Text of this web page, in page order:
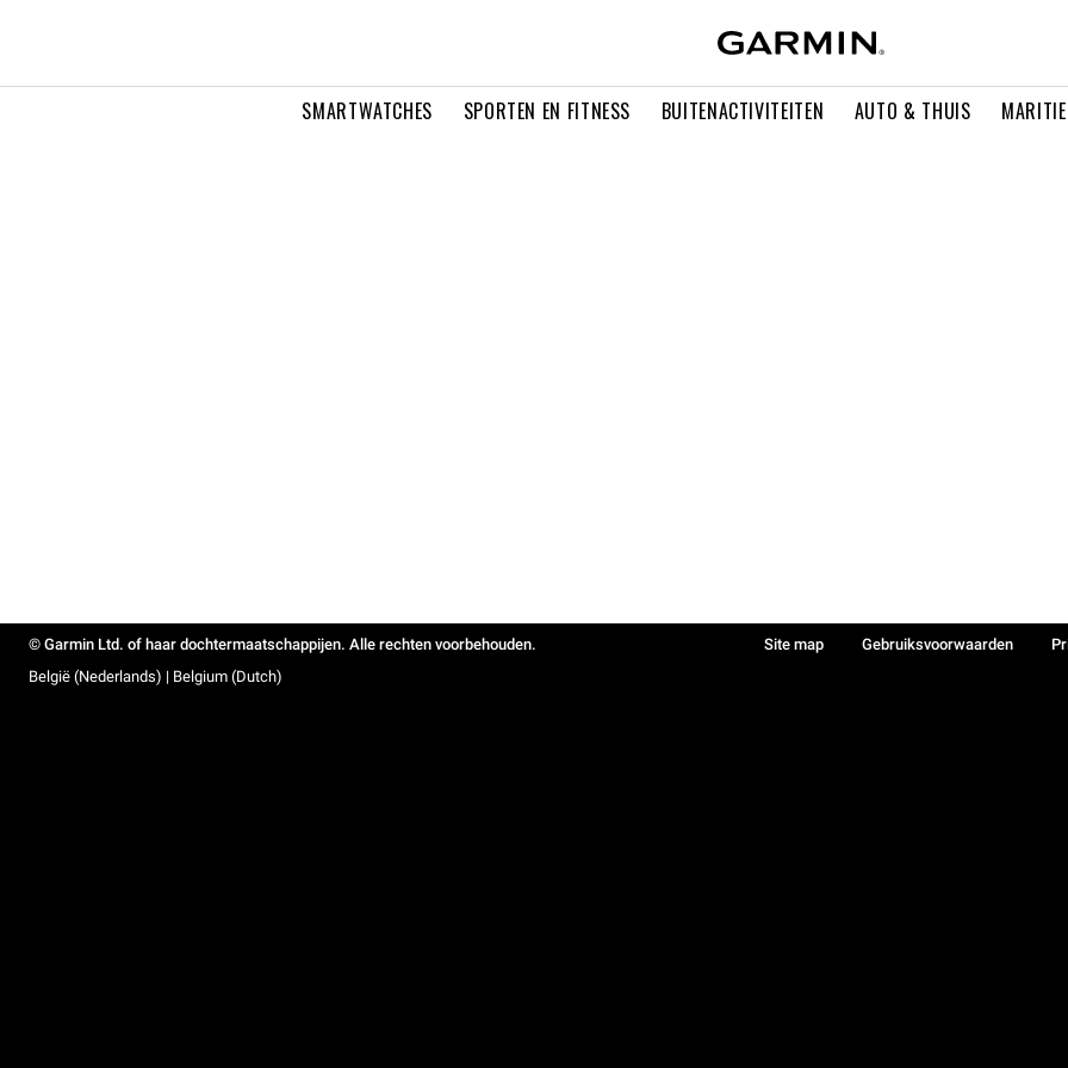
SMARTWATCHES SPORTEN EN FITNESS BUITENACTIVITEITEN AUTO & THUIS
© Garmin Ltd. of haar dochtermaatschappijen. Alle rechten voorbehouden. Site map Gebruiksvoorwaarden
België (Nederlands) | Belgium (Dutch)